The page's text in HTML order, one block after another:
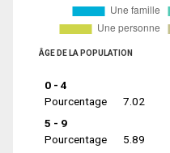
ÂGE DE LA POPULATION
0 - 4
Pourcentage
7.02
5 - 9
Pourcentage
5.89